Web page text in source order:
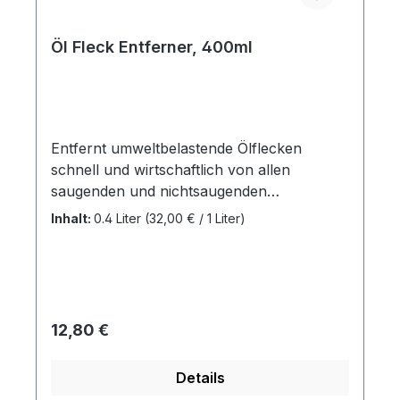
Öl Fleck Entferner, 400ml
Entfernt umweltbelastende Ölflecken
schnell und wirtschaftlich von allen
saugenden und nichtsaugenden
Oberflächen wie Estrich, Klinker, Asphalt,
Inhalt: 0.4 Liter (32,00 € / 1 Liter)
Regulärer Preis:
12,80 €
Details